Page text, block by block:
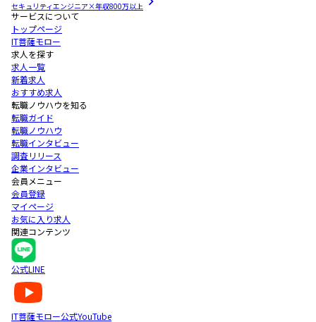
セキュリティエンジニア×年収800万以上
サービスについて
トップページ
IT菩薩モロー
求人を探す
求人一覧
新着求人
おすすめ求人
転職ノウハウを知る
転職ガイド
転職ノウハウ
転職インタビュー
調査リリース
企業インタビュー
会員メニュー
会員登録
マイページ
お気に入り求人
関連コンテンツ
公式LINE
IT菩薩モロー公式YouTube